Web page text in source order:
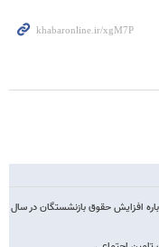
افزایش حقوق بازنشستگان در سال